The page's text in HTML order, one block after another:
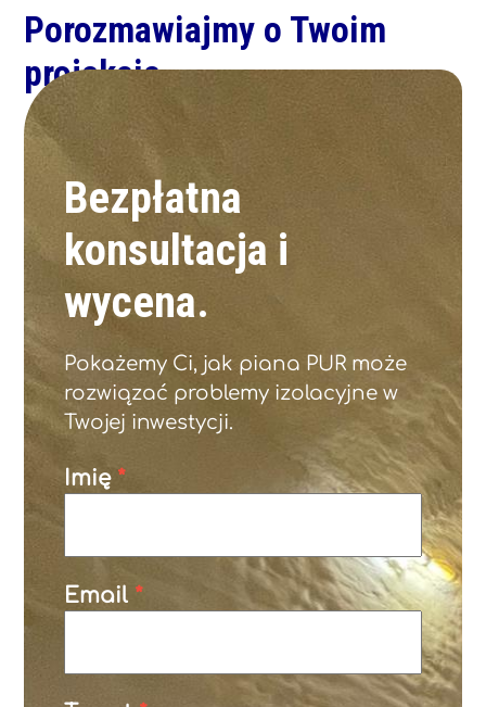
Porozmawiajmy o Twoim
projekcie
Bezpłatna
konsultacja i
wycena.
Pokażemy Ci, jak piana PUR może
rozwiązać problemy izolacyjne w
Twojej inwestycji.
Imię *
Email *